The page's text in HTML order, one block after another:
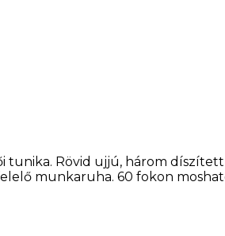
tunika. Rövid ujjú, három
munkaruha. 60 fokon